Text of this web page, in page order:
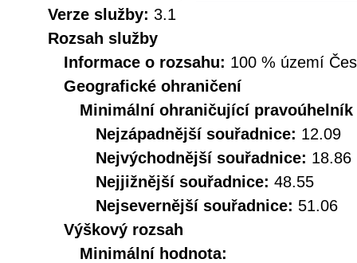
Verze služby: 3.1
Rozsah služby
Informace o rozsahu: 100 % území
Geografické ohraničení
Minimální ohraničující pravoúhelník
Nejzápadnější souřadnice: 12.09
Nejvýchodnější souřadnice: 18.86
Nejjižnější souřadnice: 48.55
Nejsevernější souřadnice: 51.06
Výškový rozsah
Minimální hodnota: